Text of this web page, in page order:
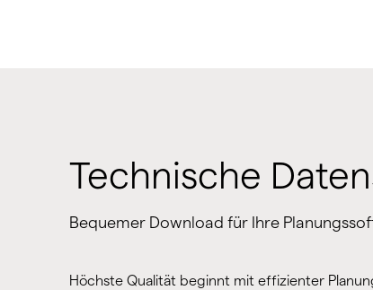
Technische
Bequemer Download für Ihre
Höchste Qualität beginnt mit effizienter